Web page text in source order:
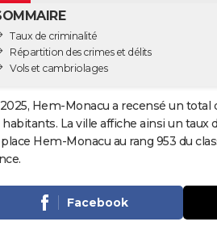
Taux de criminalité
Répartition des crimes et délits
Vols et cambriolages
Hem-Monacu a recensé un total
habitants. La ville affiche ainsi un taux
Hem-Monacu au rang 953 du
Facebook